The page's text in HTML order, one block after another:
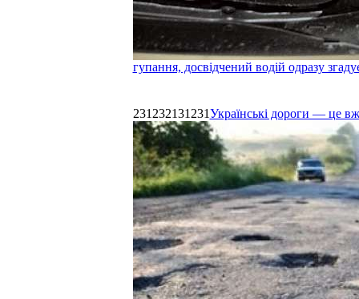
гупання, досвідчений водій одразу
231232131231Українські дороги — це